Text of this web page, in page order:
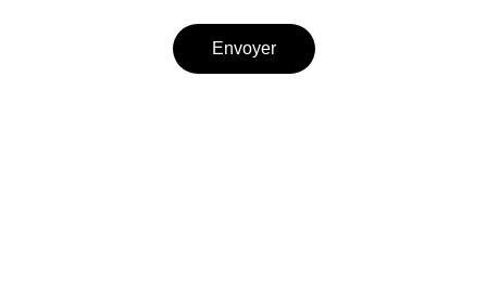
Envoyer